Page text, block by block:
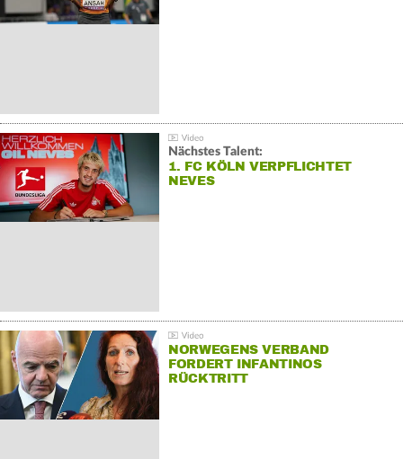
Nächstes Talent:
1. FC KÖLN VERPFLICHTET
NEVES
NORWEGENS VERBAND
FORDERT INFANTINOS
RÜCKTRITT